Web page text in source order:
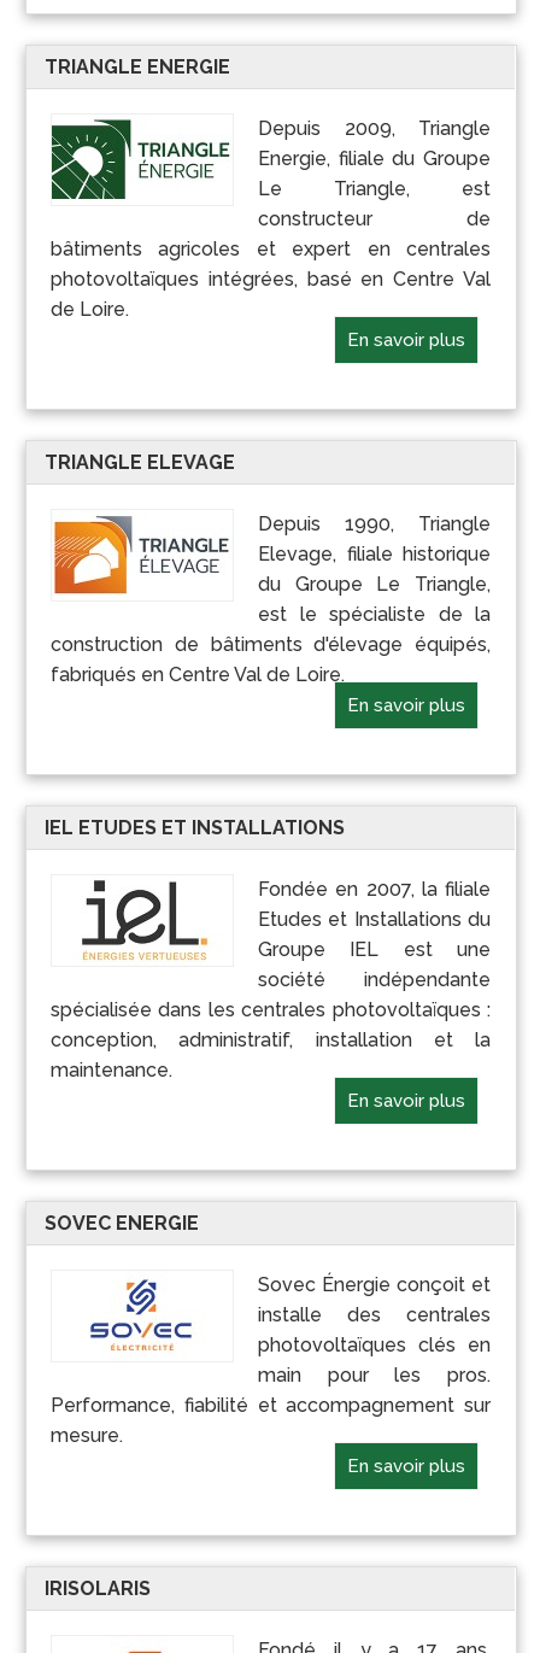
TRIANGLE ENERGIE
Depuis 2009, Triangle
Energie, filiale du Groupe
Le Triangle, est
constructeur de
bâtiments agricoles et expert en centrales
photovoltaïques intégrées, basé en Centre Val
de Loire.
En savoir plus
TRIANGLE ELEVAGE
Depuis 1990, Triangle
Elevage, filiale historique
du Groupe Le Triangle,
est le spécialiste de la
construction de bâtiments d'élevage équipés,
fabriqués en Centre Val de Loire.
En savoir plus
IEL ETUDES ET INSTALLATIONS
Fondée en 2007, la filiale
Etudes et Installations du
Groupe IEL est une
société indépendante
spécialisée dans les centrales photovoltaïques :
conception, administratif, installation et la
maintenance.
En savoir plus
SOVEC ENERGIE
Sovec Énergie conçoit et
installe des centrales
photovoltaïques clés en
main pour les pros.
Performance, fiabilité et accompagnement sur
mesure.
En savoir plus
IRISOLARIS